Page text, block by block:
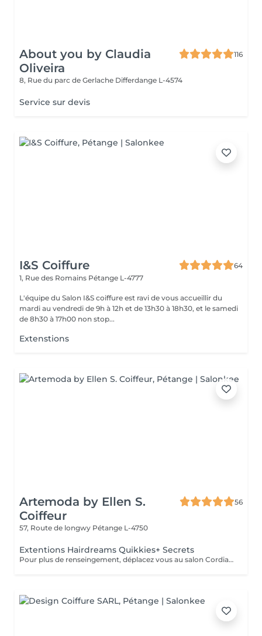
About you by Claudia
Oliveira
116
8, Rue du parc de Gerlache Differdange L-4574
Service sur devis
I&S Coiffure
64
1, Rue des Romains Pétange L-4777
L'équipe du Salon I&S coiffure est ravi de vous accueillir du
mardi au vendredi de 9h à 12h et de 13h30 à 18h30, et le samedi
de 8h30 à 17h00 non stop...
Extenstions
Artemoda by Ellen S.
Coiffeur
56
57, Route de longwy Pétange L-4750
Extentions Hairdreams Quikkies+ Secrets
Pour plus de renseingement, déplacez vous au salon Cordialement